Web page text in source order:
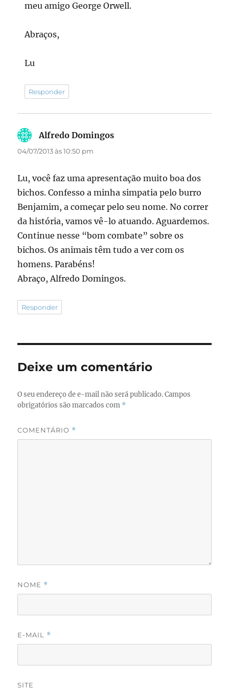
meu amigo George Orwell.
Abraços,
Lu
Responder
Alfredo Domingos
04/07/2013 às 10:50 pm
Lu, você faz uma apresentação muito boa dos
bichos. Confesso a minha simpatia pelo burro
Benjamim, a começar pelo seu nome. No correr
da história, vamos vê-lo atuando. Aguardemos.
Continue nesse “bom combate” sobre os
bichos. Os animais têm tudo a ver com os
homens. Parabéns!
Abraço, Alfredo Domingos.
Responder
Deixe um comentário
O seu endereço de e-mail não será publicado. Campos
obrigatórios são marcados com *
COMENTÁRIO *
NOME *
E-MAIL *
SITE